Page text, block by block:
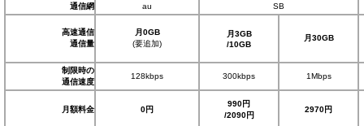
通信網
au SB
高速通信
通信量
月0GB
(要追加)
月3GB
/10GB
月30GB
制限時の
通信速度
128kbps 300kbps 1Mbps
月額料金 0円
990円
/2090円
2970円